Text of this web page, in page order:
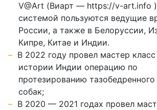
V@Art (Виарт — https://v-art.info
системой пользуются ведущие
России, а также в Белоруссии,
Кипре, Китае и Индии.
В 2022 году провел мастер
истории Индии операцию по
протезированию тазобедренного
собак;
В 2020 — 2021 годах провел